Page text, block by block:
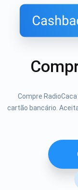
Compre
cartão bancário.